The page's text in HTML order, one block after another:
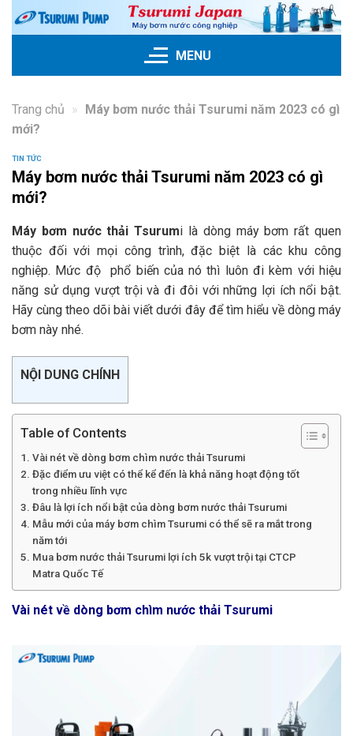
Skip
MENU
Trang chủ » Máy bơm nước thải Tsurumi năm 2023 có gì
mới?
TIN TỨC
Máy bơm nước thải Tsurumi năm 2023 có gì
mới?
Máy bơm nước thải Tsurumi là dòng máy bơm rất quen
thuộc đối với mọi công trình, đặc biệt là các khu công
nghiệp. Mức độ phổ biến của nó thì luôn đi kèm với hiệu
năng sử dụng vượt trội và đi đôi với những lợi ích nổi bật.
Hãy cùng theo dõi bài viết dưới đây để tìm hiểu về dòng máy
bơm này nhé.
NỘI DUNG CHÍNH
Table of Contents
Vài nét về dòng bơm chìm nước thải Tsurumi
Đặc điểm ưu việt có thể kể đến là khả năng hoạt động tốt
trong nhiều lĩnh vực
Đâu là lợi ích nổi bật của dòng bơm nước thải Tsurumi
Mẫu mới của máy bơm chìm Tsurumi có thể sẽ ra mắt trong
năm tới
Mua bơm nước thải Tsurumi lợi ích 5k vượt trội tại CTCP
Matra Quốc Tế
Vài nét về dòng bơm chìm nước thải Tsurumi